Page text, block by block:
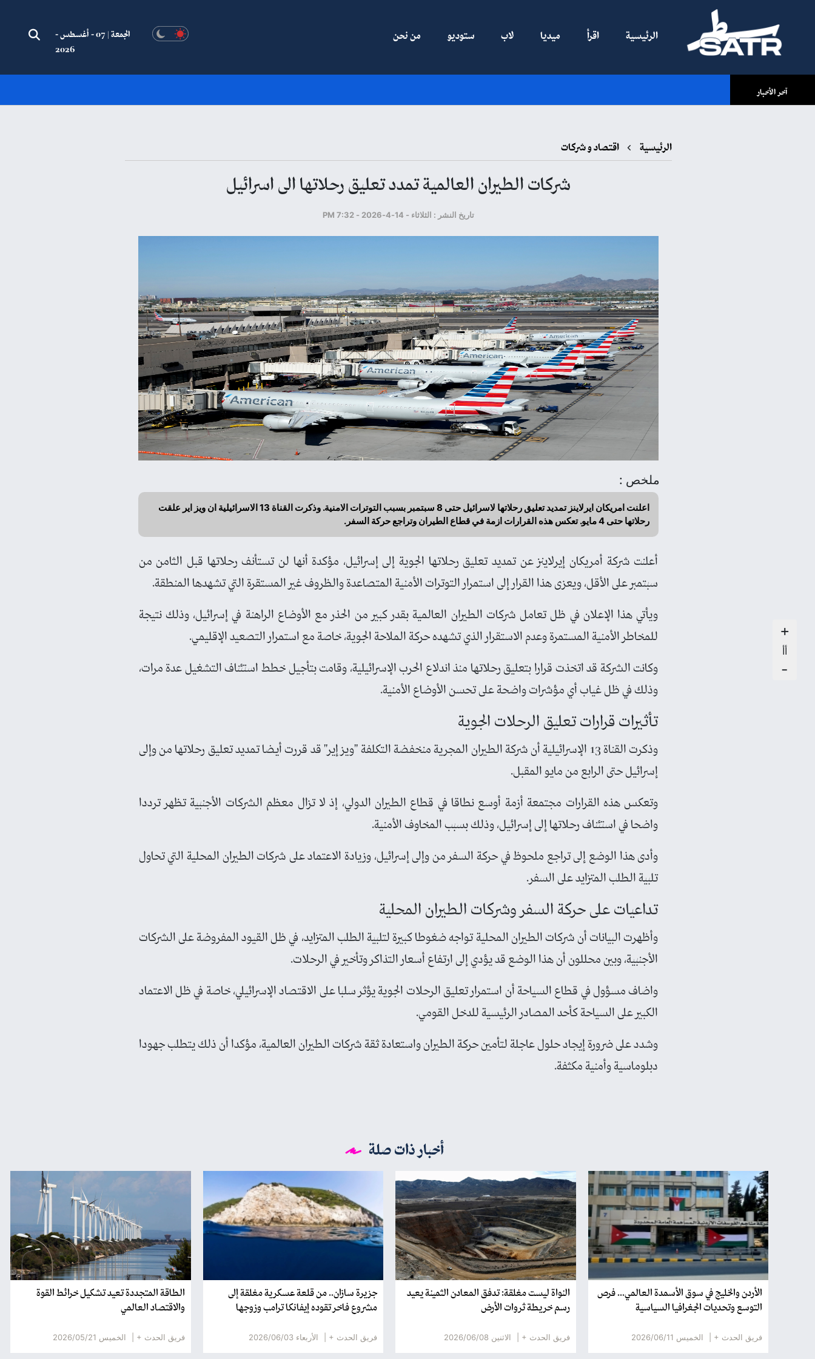
الجمعة | 07 - أغسطس -
2026
الرئيسية اقرأ ميديا لاب ستوديو من نحن
آخر الأخبار
+
أأ
-
الرئيسية اقتصاد و شركات
شركات الطيران العالمية تمدد تعليق رحلاتها الى اسرائيل
تاريخ النشر : الثلاثاء - 14-4-2026 - 7:32 PM
ملخص :
اعلنت امريكان ايرلاينز تمديد تعليق رحلاتها لاسرائيل حتى 8 سبتمبر بسبب التوترات الامنية. وذكرت القناة 13 الاسرائيلية ان ويز اير علقت
رحلاتها حتى 4 مايو. تعكس هذه القرارات ازمة في قطاع الطيران وتراجع حركة السفر.
أعلنت شركة أمريكان إيرلاينز عن تمديد تعليق رحلاتها الجوية إلى إسرائيل، مؤكدة أنها لن تستأنف رحلاتها قبل الثامن من
سبتمبر على الأقل، ويعزى هذا القرار إلى استمرار التوترات الأمنية المتصاعدة والظروف غير المستقرة التي تشهدها المنطقة.
ويأتي هذا الإعلان في ظل تعامل شركات الطيران العالمية بقدر كبير من الحذر مع الأوضاع الراهنة في إسرائيل، وذلك نتيجة
للمخاطر الأمنية المستمرة وعدم الاستقرار الذي تشهده حركة الملاحة الجوية، خاصة مع استمرار التصعيد الإقليمي.
وكانت الشركة قد اتخذت قرارا بتعليق رحلاتها منذ اندلاع الحرب الإسرائيلية، وقامت بتأجيل خطط استئناف التشغيل عدة مرات،
وذلك في ظل غياب أي مؤشرات واضحة على تحسن الأوضاع الأمنية.
تأثيرات قرارات تعليق الرحلات الجوية
وذكرت القناة 13 الإسرائيلية أن شركة الطيران المجرية منخفضة التكلفة "ويز إير" قد قررت أيضا تمديد تعليق رحلاتها من وإلى
إسرائيل حتى الرابع من مايو المقبل.
وتعكس هذه القرارات مجتمعة أزمة أوسع نطاقا في قطاع الطيران الدولي، إذ لا تزال معظم الشركات الأجنبية تظهر ترددا
واضحا في استئناف رحلاتها إلى إسرائيل، وذلك بسبب المخاوف الأمنية.
وأدى هذا الوضع إلى تراجع ملحوظ في حركة السفر من وإلى إسرائيل، وزيادة الاعتماد على شركات الطيران المحلية التي تحاول
تلبية الطلب المتزايد على السفر.
تداعيات على حركة السفر وشركات الطيران المحلية
وأظهرت البيانات أن شركات الطيران المحلية تواجه ضغوطا كبيرة لتلبية الطلب المتزايد، في ظل القيود المفروضة على الشركات
الأجنبية، وبين محللون أن هذا الوضع قد يؤدي إلى ارتفاع أسعار التذاكر وتأخير في الرحلات.
واضاف مسؤول في قطاع السياحة أن استمرار تعليق الرحلات الجوية يؤثر سلبا على الاقتصاد الإسرائيلي، خاصة في ظل الاعتماد
الكبير على السياحة كأحد المصادر الرئيسية للدخل القومي.
وشدد على ضرورة إيجاد حلول عاجلة لتأمين حركة الطيران واستعادة ثقة شركات الطيران العالمية، مؤكدا أن ذلك يتطلب جهودا
دبلوماسية وأمنية مكثفة.
أخبار ذات صلة
الأردن والخليج في سوق الأسمدة العالمي... فرص
التوسع وتحديات الجغرافيا السياسية
فريق الحدث + | الخميس 2026/06/11
النواة ليست مغلقة: تدفق المعادن الثمينة يعيد
رسم خريطة ثروات الأرض
فريق الحدث + | الاثنين 2026/06/08
جزيرة سازان.. من قلعة عسكرية مغلقة إلى
مشروع فاخر تقوده إيفانكا ترامب وزوجها
فريق الحدث + | الأربعاء 2026/06/03
الطاقة المتجددة تعيد تشكيل خرائط القوة
والاقتصاد العالمي
فريق الحدث + | الخميس 2026/05/21